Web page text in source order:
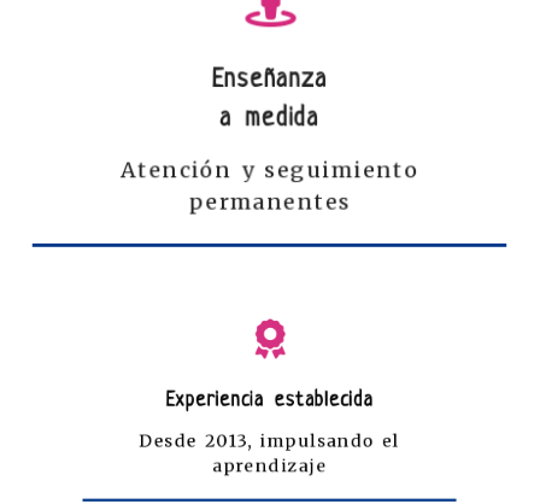
Enseñanza
a medida
Atención y seguimiento
permanentes
Experiencia establecida
Desde 2013, impulsando el
aprendizaje